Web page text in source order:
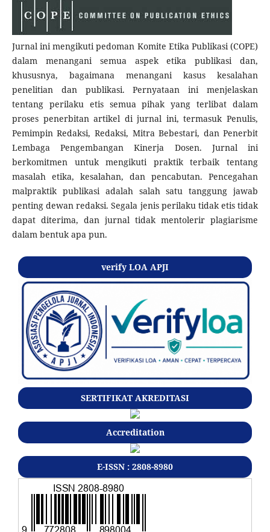
Jurnal ini mengikuti pedoman Komite Etika Publikasi (COPE)
dalam menangani semua aspek etika publikasi dan,
khususnya, bagaimana menangani kasus kesalahan
penelitian dan publikasi. Pernyataan ini menjelaskan
tentang perilaku etis semua pihak yang terlibat dalam
proses penerbitan artikel di jurnal ini, termasuk Penulis,
Pemimpin Redaksi, Redaksi, Mitra Bebestari, dan Penerbit
Lembaga Pengembangan Kinerja Dosen. Jurnal ini
berkomitmen untuk mengikuti praktik terbaik tentang
masalah etika, kesalahan, dan pencabutan. Pencegahan
malpraktik publikasi adalah salah satu tanggung jawab
penting dewan redaksi. Segala jenis perilaku tidak etis tidak
dapat diterima, dan jurnal tidak mentolerir plagiarisme
dalam bentuk apa pun.
verify LOA APJI
SERTIFIKAT AKREDITASI
Accreditation
E-ISSN : 2808-8980